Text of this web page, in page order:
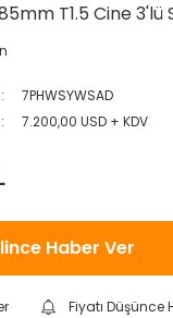
T1.5 Cine
7PHWSYWSAD
7.200,00 USD + KDV
Haber Ver
Fiyatı Düşünce